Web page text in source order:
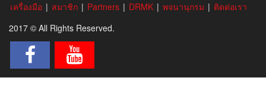
เครื่องมือ | สมาชิก | Partners | DRMK | พจนานุกรม | ติดต่อเรา
2017 © All Rights Reserved.